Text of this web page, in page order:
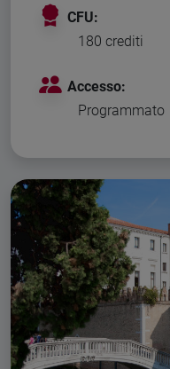
CFU:
180 crediti
Accesso:
Programmato